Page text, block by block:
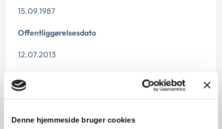
Denne hjemmeside bruger cookies
15.09.1987
Offentliggørelsesdato
12.07.2013
Paragraf
§ 18
Journalnummer